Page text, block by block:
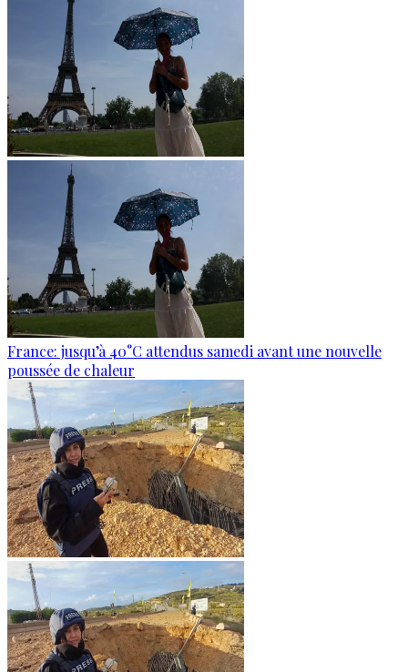
France: jusqu’à 40°C attendus samedi avant une nouvelle
poussée de chaleur